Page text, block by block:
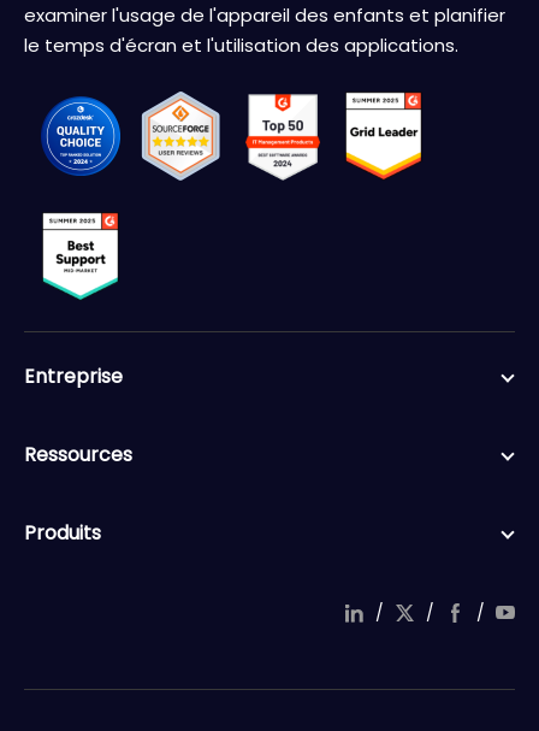
examiner l'usage de l'appareil des enfants et planifier
le temps d'écran et l'utilisation des applications.
Entreprise
Ressources
Produits
/ / /